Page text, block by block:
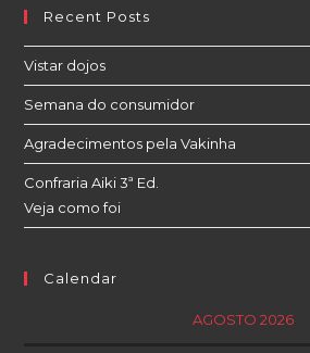
Recent Posts
Vistar dojos
Semana do consumidor
Agradecimentos pela Vakinha
Confraria Aiki 3ª Ed.
Veja como foi
Calendar
AGOSTO 2026